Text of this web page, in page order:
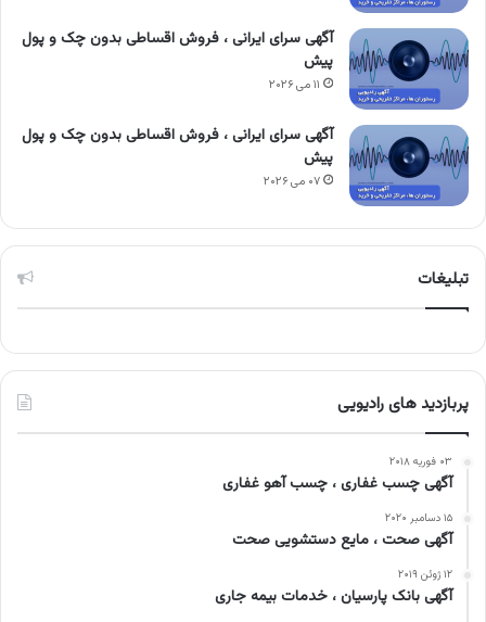
آگهی سرای ایرانی ، فروش اقساطی بدون چک و پول
پیش
۱۱ می ۲۰۲۶
آگهی سرای ایرانی ، فروش اقساطی بدون چک و پول
پیش
۰۷ می ۲۰۲۶
تبلیغات
پربازدید های رادیویی
۰۳ فوریه ۲۰۱۸
آگهی چسب غفاری ، چسب آهو غفاری
۱۵ دسامبر ۲۰۲۰
آگهی صحت ، مایع دستشویی صحت
۱۲ ژوئن ۲۰۱۹
آگهی بانک پارسیان ، خدمات بیمه جاری